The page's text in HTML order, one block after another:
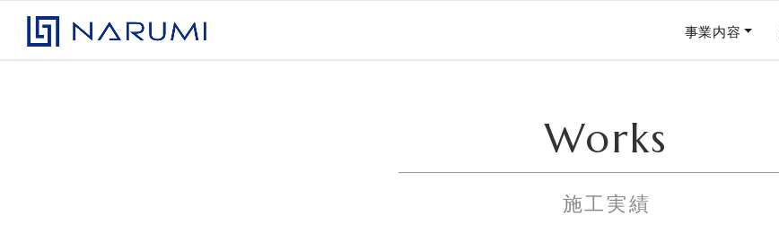
コンテンツへスキップ
株式会社ナルミアドバンス
事業内容
Works
施工実績